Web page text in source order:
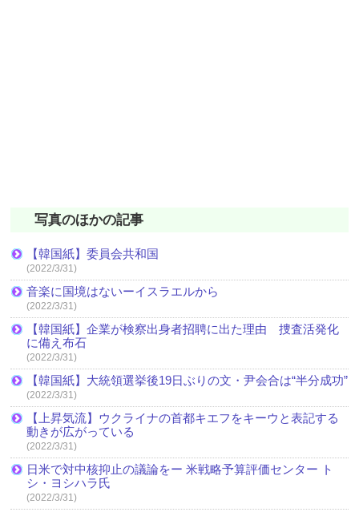
写真のほかの記事
【韓国紙】委員会共和国
(2022/3/31)
音楽に国境はないーイスラエルから
(2022/3/31)
【韓国紙】企業が検察出身者招聘に出た理由 捜査活発化
に備え布石
(2022/3/31)
【韓国紙】大統領選挙後19日ぶりの文・尹会合は“半分成功”
(2022/3/31)
【上昇気流】ウクライナの首都キエフをキーウと表記する
動きが広がっている
(2022/3/31)
日米で対中核抑止の議論をー 米戦略予算評価センター ト
シ・ヨシハラ氏
(2022/3/31)